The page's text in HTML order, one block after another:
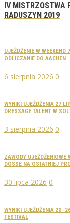
IV MISTRZOSTWA
RADUSZYN 2019
UJEŻDŻENIE W
ODLICZANIE DO AACHEN
6 sierpnia 2026 0
WYNIKI UJEŻDŻENIA 27
DRESSAGE TALENT W
3 sierpnia 2026 0
ZAWODY
DOSSE NA OSTATNIEJ
30 lipca 2026 0
WYNIKI UJEŻDŻENIA
FESTIVAL